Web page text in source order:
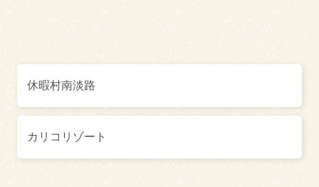
休暇村南淡路
カリコリゾート